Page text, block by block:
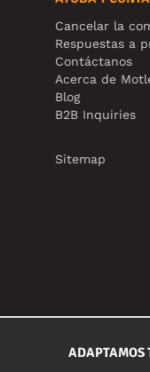
Cancelar la
Respuestas a
Contáctanos
Acerca de
Blog
B2B Inquiries
Sitemap
ADAPTAMOS